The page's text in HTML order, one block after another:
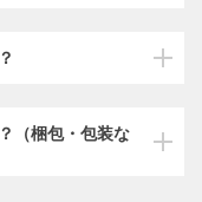
（梱包・包装な